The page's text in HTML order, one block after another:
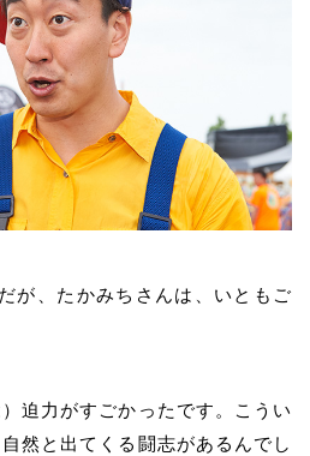
が、たかみちさんは、いともご
迫力がすごかったです。こうい
然と出てくる闘志があるんでし